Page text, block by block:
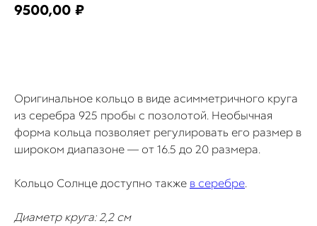
9500,00 ₽
Оригинальное кольцо в виде асимметричного круга
из серебра 925 пробы с позолотой. Необычная
форма кольца позволяет регулировать его размер в
широком диапазоне — от 16.5 до 20 размера.
Кольцо Солнце доступно также в серебре.
Диаметр круга: 2,2 см